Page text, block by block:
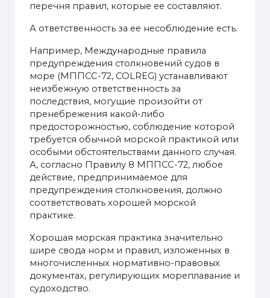
перечня правил, которые ее составляют.
А ответственность за ее несоблюдение есть.
Например, Международные правила
предупреждения столкновений судов в
море (МППСС-72, COLREG) устанавливают
неизбежную ответственность за
последствия, могущие произойти от
пренебрежения какой-либо
предосторожностью, соблюдение которой
требуется обычной морской практикой или
особыми обстоятельствами данного случая.
А, согласно Правилу 8 МППСС-72, любое
действие, предпринимаемое для
предупреждения столкновения, должно
соответствовать хорошей морской
практике.
Хорошая морская практика значительно
шире свода норм и правил, изложенных в
многочисленных нормативно-правовых
документах, регулирующих мореплавание и
судоходство.